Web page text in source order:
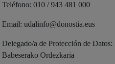
Teléfono: 010 / 943 481 000
Email: udalinfo@donostia.eus
Delegado/a de Protección de
Babeserako Ordezkaria